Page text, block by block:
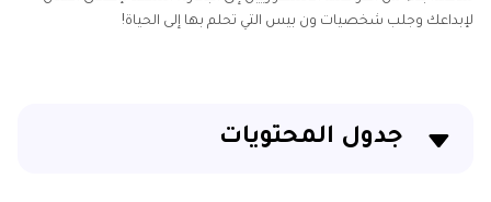
لإبداعك وجلب شخصيات ون بيس التي تحلم بها إلى الحياة!
جدول المحتويات